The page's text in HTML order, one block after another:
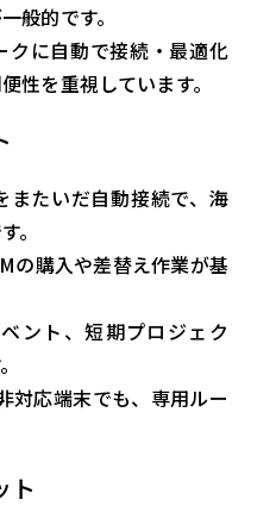
般的です。
クに自動で接続・最適化
性を重視しています。
またいだ自動接続で、海
。
の購入や差替え作業が基
ント、短期プロジェク
対応端末でも、専用ルー
ト